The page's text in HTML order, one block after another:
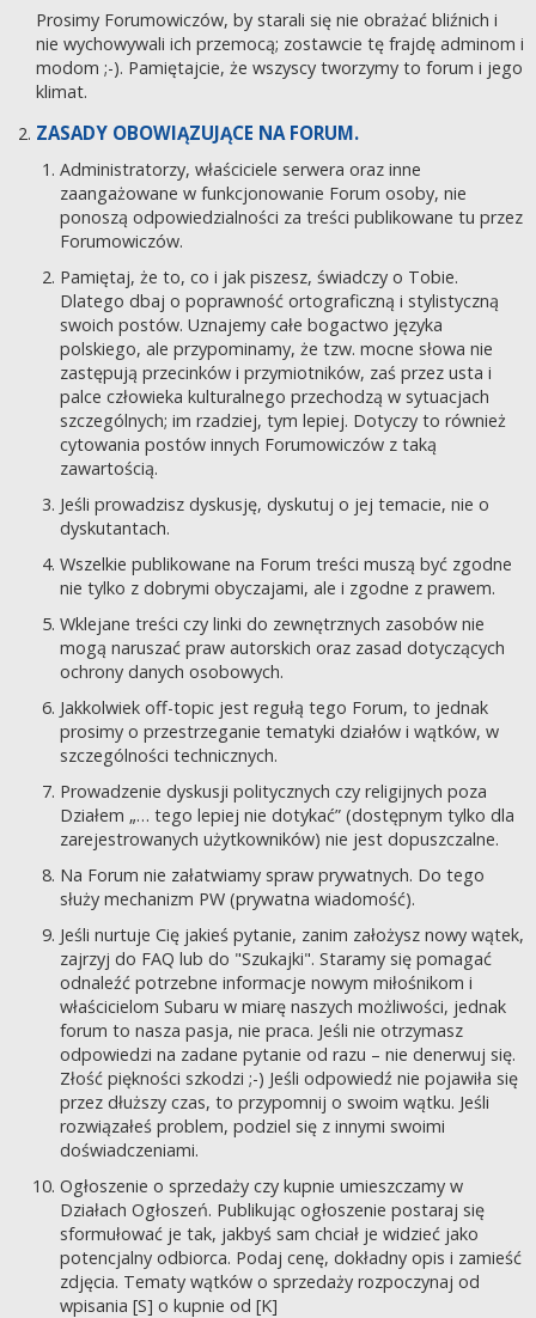
Prosimy Forumowiczów, by starali się nie obrażać bliźnich i
nie wychowywali ich przemocą; zostawcie tę frajdę adminom i
modom ;-). Pamiętajcie, że wszyscy tworzymy to forum i jego
klimat.
ZASADY OBOWIĄZUJĄCE NA FORUM.
Administratorzy, właściciele serwera oraz inne
zaangażowane w funkcjonowanie Forum osoby, nie
ponoszą odpowiedzialności za treści publikowane tu przez
Forumowiczów.
Pamiętaj, że to, co i jak piszesz, świadczy o Tobie.
Dlatego dbaj o poprawność ortograficzną i stylistyczną
swoich postów. Uznajemy całe bogactwo języka
polskiego, ale przypominamy, że tzw. mocne słowa nie
zastępują przecinków i przymiotników, zaś przez usta i
palce człowieka kulturalnego przechodzą w sytuacjach
szczególnych; im rzadziej, tym lepiej. Dotyczy to również
cytowania postów innych Forumowiczów z taką
zawartością.
Jeśli prowadzisz dyskusję, dyskutuj o jej temacie, nie o
dyskutantach.
Wszelkie publikowane na Forum treści muszą być zgodne
nie tylko z dobrymi obyczajami, ale i zgodne z prawem.
Wklejane treści czy linki do zewnętrznych zasobów nie
mogą naruszać praw autorskich oraz zasad dotyczących
ochrony danych osobowych.
Jakkolwiek off-topic jest regułą tego Forum, to jednak
prosimy o przestrzeganie tematyki działów i wątków, w
szczególności technicznych.
Prowadzenie dyskusji politycznych czy religijnych poza
Działem „… tego lepiej nie dotykać” (dostępnym tylko dla
zarejestrowanych użytkowników) nie jest dopuszczalne.
Na Forum nie załatwiamy spraw prywatnych. Do tego
służy mechanizm PW (prywatna wiadomość).
Jeśli nurtuje Cię jakieś pytanie, zanim założysz nowy wątek,
zajrzyj do FAQ lub do "Szukajki". Staramy się pomagać
odnaleźć potrzebne informacje nowym miłośnikom i
właścicielom Subaru w miarę naszych możliwości, jednak
forum to nasza pasja, nie praca. Jeśli nie otrzymasz
odpowiedzi na zadane pytanie od razu – nie denerwuj się.
Złość piękności szkodzi ;-) Jeśli odpowiedź nie pojawiła się
przez dłuższy czas, to przypomnij o swoim wątku. Jeśli
rozwiązałeś problem, podziel się z innymi swoimi
doświadczeniami.
Ogłoszenie o sprzedaży czy kupnie umieszczamy w
Działach Ogłoszeń. Publikując ogłoszenie postaraj się
sformułować je tak, jakbyś sam chciał je widzieć jako
potencjalny odbiorca. Podaj cenę, dokładny opis i zamieść
zdjęcia. Tematy wątków o sprzedaży rozpoczynaj od
wpisania [S] o kupnie od [K]